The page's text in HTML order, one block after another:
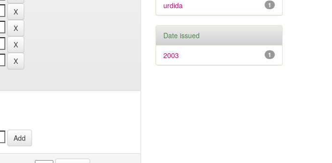
1
urdida
Date issued
1
2003